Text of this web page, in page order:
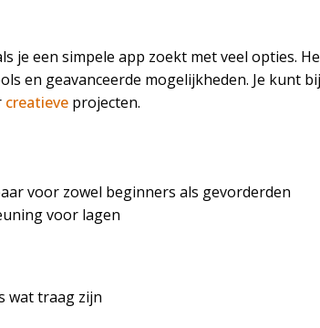
je een simpele app zoekt met veel opties.
en geavanceerde mogelijkheden. Je kunt
creatieve projecten.
voor zowel beginners als gevorderden
voor lagen
wat traag zijn